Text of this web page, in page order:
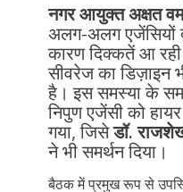
नगर आयुक्त अक्षत
अलग-अलग एजेंसियों
कारण दिक्कतें आ
सीवरेज का डिज़ाइन
है। इस समस्या के
निपुण एजेंसी को
गया, जिसेडॉ.
ने भी समर्थन दिया।
बैठक में प्रमुख रूप से